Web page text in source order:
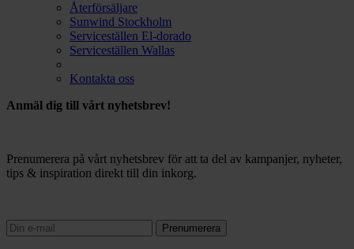
Återförsäljare
Sunwind Stockholm
Serviceställen El-dorado
Serviceställen Wallas
Kontakta oss
Anmäl dig till vårt nyhetsbrev!
Prenumerera på vårt nyhetsbrev för att ta del av kampanjer, nyheter,
tips & inspiration direkt till din inkorg.
Prenumerera